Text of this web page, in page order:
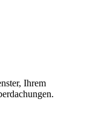
Ihrem